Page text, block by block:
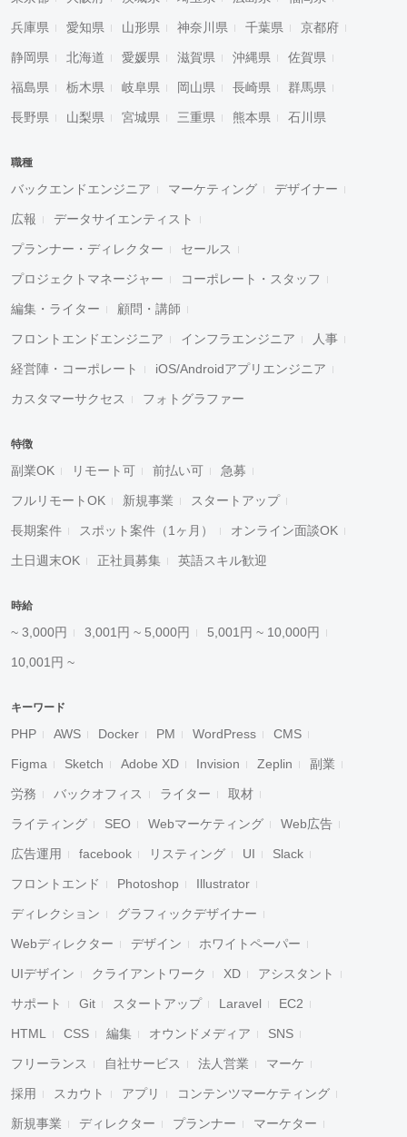
兵庫県 愛知県 山形県 神奈川県 千葉県 京都府
静岡県 北海道 愛媛県 滋賀県 沖縄県 佐賀県
福島県 栃木県 岐阜県 岡山県 長崎県 群馬県
長野県 山梨県 宮城県 三重県 熊本県 石川県
職種
バックエンドエンジニア マーケティング デザイナー
広報 データサイエンティスト
プランナー・ディレクター セールス
プロジェクトマネージャー コーポレート・スタッフ
編集・ライター 顧問・講師
フロントエンドエンジニア インフラエンジニア 人事
経営陣・コーポレート iOS/Androidアプリエンジニア
カスタマーサクセス フォトグラファー
特徴
副業OK リモート可 前払い可 急募
フルリモートOK 新規事業 スタートアップ
長期案件 スポット案件（1ヶ月） オンライン面談OK
土日週末OK 正社員募集 英語スキル歓迎
時給
~ 3,000円 3,001円 ~ 5,000円 5,001円 ~ 10,000円
10,001円 ~
キーワード
PHP AWS Docker PM WordPress CMS
Figma Sketch Adobe XD Invision Zeplin 副業
労務 バックオフィス ライター 取材
ライティング SEO Webマーケティング Web広告
広告運用 facebook リスティング UI Slack
フロントエンド Photoshop Illustrator
ディレクション グラフィックデザイナー
Webディレクター デザイン ホワイトペーパー
UIデザイン クライアントワーク XD アシスタント
サポート Git スタートアップ Laravel EC2
HTML CSS 編集 オウンドメディア SNS
フリーランス 自社サービス 法人営業 マーケ
採用 スカウト アプリ コンテンツマーケティング
新規事業 ディレクター プランナー マーケター